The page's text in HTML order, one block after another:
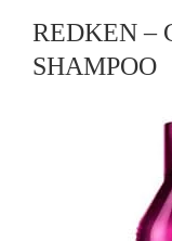
REDKEN –
SHAMPOO